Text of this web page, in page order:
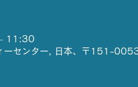
11:30
ーセンター, 日本、〒151-